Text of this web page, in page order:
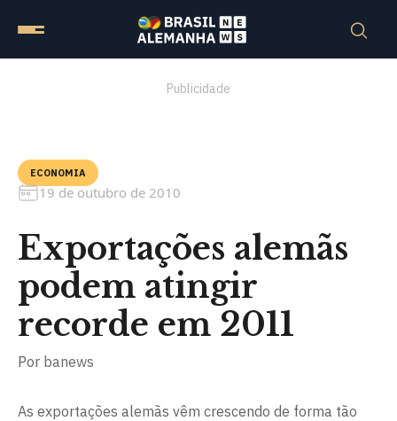
Publicidade
ECONOMIA
19 de outubro de 2010
Exportações alemãs
podem atingir
recorde em 2011
Por banews
As exportações alemãs vêm crescendo de forma tão